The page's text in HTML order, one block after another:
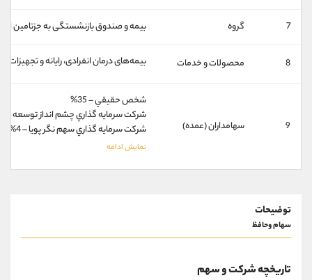
7 گروه بیمه و صندوق بازنشستگی به جزتامین
8 محصولات و خدمات بیمه‌های درمان انفرادی، رایانه و
9 سهامداران (عمده)
شخص حقيقي – 35%
شركت سرمايه گذاري چشم انداز توسعه
شركت سرمايه گذاري سهم نگر پويا – 4%
توضیحات
سهام وحافظ
تاریخچه شرکت و سهم